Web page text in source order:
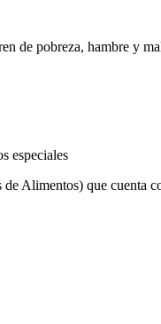
de pobreza, hambre y
especiales
Alimentos) que cuenta